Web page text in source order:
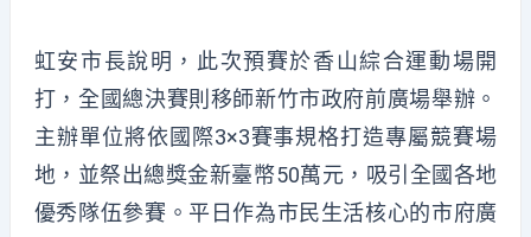
虹安市長說明，此次預賽於香山綜合運動場開
打，全國總決賽則移師新竹市政府前廣場舉辦。
主辦單位將依國際3×3賽事規格打造專屬競賽場
地，並祭出總獎金新臺幣50萬元，吸引全國各地
優秀隊伍參賽。平日作為市民生活核心的市府廣